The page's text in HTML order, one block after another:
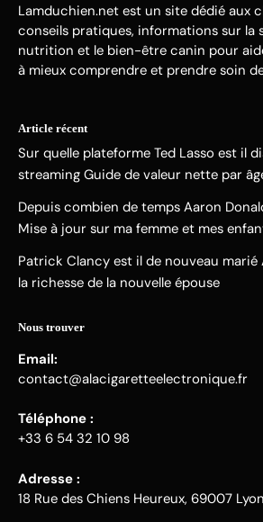
Lamduchien.net est un site dédié aux
conseils pratiques, informations sur la
nutrition et le bien-être canin pour
à mieux comprendre et prendre soin
Article récent
Sur quelle plateforme Ted Lasso est il
streaming Guide de valeur nette par
Depuis combien de temps Aaron
Mise à jour sur ma femme et mes
Patrick Clancy est il de nouveau marié
la richesse de la nouvelle épouse
Nous trouver
Email:
contact@alacigaretteelectronique.fr
Téléphone :
+33 6 54 32 10 98
Adresse :
18 Rue des Chiens Heureux, 69007